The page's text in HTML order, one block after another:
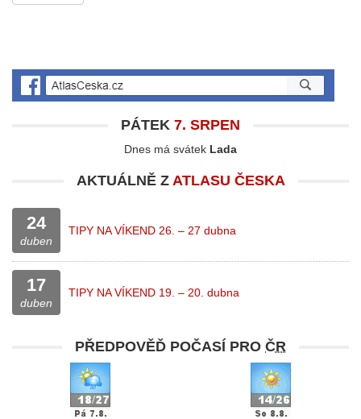
PÁTEK 7. SRPEN
Dnes má svátek Lada
AKTUÁLNĚ Z ATLASU ČESKA
24
duben
TIPY NA VÍKEND 26. – 27 dubna
17
duben
TIPY NA VÍKEND 19. – 20. dubna
PŘEDPOVĚĎ POČASÍ PRO ČR